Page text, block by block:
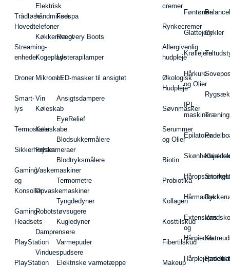
Trådløse
Hovedtelefoner
Streaming-
enheder
Droner
Smart-
lys
Termostater
Sikkerhedskameraer
Gaming
og
Konsoller
Gaming-
Headsets
PlayStation
PlayStation
Elektrisk
håndmikser
Køkkenvægt
Kogeplade
Mikroovn
Vin
Køleskab
Køleskabe
Fryser
Vaskemaskiner
Opvaskemaskiner
Robotstøvsugere
Damprensere
Vinduespudsere
Fodspa
Recovery Boots
Lysterapilamper
LED-masker til ansigtet
Ansigtsdampere
EyeRelief
Blodsukkermålere
Blodtryksmålere
Termometre
Tyngdedyner
Kugledyner
Varmepuder
Elektriske varmetæppe
cremer
Rynkecremer
Allergivenlig
hudpleje
Økologisk
Hudpleje
Søvnmasker
Serummer
og Olier
Biotin
Probiotika
Kollagen
Kosttilskud
Fibertilskud
Makeup
Føntørrer
Glattejern
Krøllejern
Hårkure
og Olier
IPL-
maskiner
Epilatorer
Hårmasker
Extensions
og
Hårpieces
Cykler
Vandsko